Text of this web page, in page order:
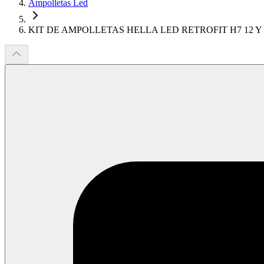
Ampolletas Led
KIT DE AMPOLLETAS HELLA LED RETROFIT H7 12 Y